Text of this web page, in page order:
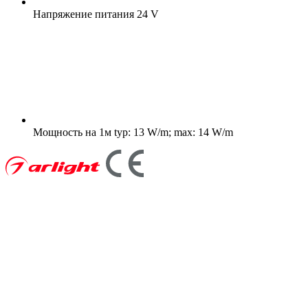
Напряжение питания 24 V
Мощность на 1м typ: 13 W/m; max: 14 W/m